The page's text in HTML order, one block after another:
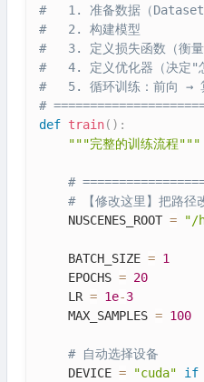
#   1. 准备数据（Dataset
#   2. 构建模型
#   3. 定义损失函数（衡量
#   4. 定义优化器（决定"
#   5. 循环训练：前向 →
#
def train( ) :
"""完整的训练流程"""
#
# 【修改这里】把路径
    NUSCENES_ROOT
= "/
    BATCH_SIZE
= 1
    EPOCHS
= 20
    LR
= 1e-3
    MAX_SAMPLES
= 100
# 自动选择设备
    DEVICE
= "cuda" if